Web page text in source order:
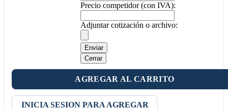
Precio competidor (con IVA):
Adjuntar cotización o archivo:
Enviar
Cerrar
AGREGAR AL CARRITO
INICIA SESION PARA AGREGAR